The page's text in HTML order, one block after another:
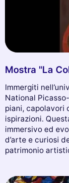
Mostra "La
Immergiti
National
piani, capolavori
ispirazioni.
immersivo ed
d’arte e curiosi
patrimonio